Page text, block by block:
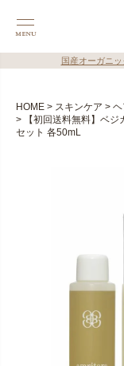
国産オーガニッ
HOME スキンケア
ヘ
【初回送料無料】ベ
セット 各50mL